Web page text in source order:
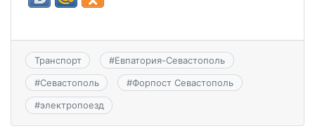
Транспорт #Евпатория-Севастополь
#Севастополь #Форпост Севастополь
#электропоезд